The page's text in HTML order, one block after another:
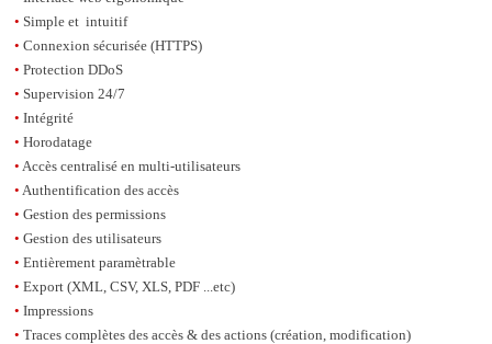
• Simple et intuitif
• Connexion sécurisée (HTTPS)
• Protection DDoS
• Supervision 24/7
• Intégrité
• Horodatage
• Accès centralisé en multi-utilisateurs
• Authentification des accès
• Gestion des permissions
• Gestion des utilisateurs
• Entièrement paramètrable
• Export (XML, CSV, XLS, PDF ...etc)
• Impressions
• Traces complètes des accès & des actions (création, modification)